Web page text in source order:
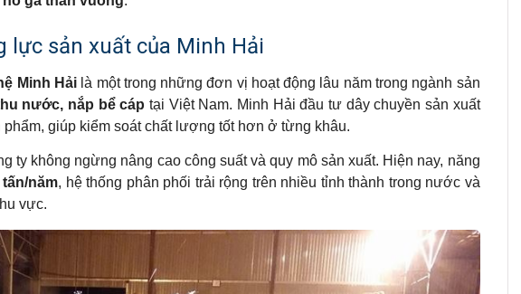
lực sản xuất của Minh Hải
Minh Hảilà một trong những đơn vị hoạt động lâu năm trong ngành sản
nước, nắp bể cáp tại Việt Nam. Minh Hải đầu tư dây chuyền sản xuất
giúp kiểm soát chất lượng tốt hơn ở từng khâu.
ty không ngừng nâng cao công suất và quy mô sản xuất. Hiện nay, năng
tấn/năm, hệ thống phân phối trải rộng trên nhiều tỉnh thành trong nước và
vực.